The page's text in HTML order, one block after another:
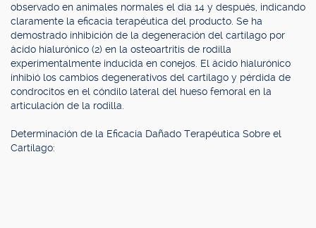
observado en animales normales el día 14 y después, indicando
claramente la eficacia terapéutica del producto. Se ha
demostrado inhibición de la degeneración del cartílago por
ácido hialurónico (2) en la osteoartritis de rodilla
experimentalmente inducida en conejos. El ácido hialurónico
inhibió los cambios degenerativos del cartílago y pérdida de
condrocitos en el cóndilo lateral del hueso femoral en la
articulación de la rodilla.
Determinación de la Eficacia Dañado Terapéutica Sobre el
Cartílago: